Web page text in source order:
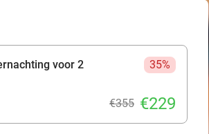
voor 2
35%
€355 €229